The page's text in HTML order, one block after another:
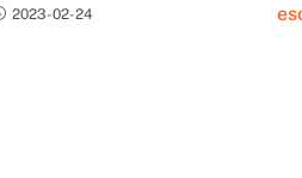
2023-02-24